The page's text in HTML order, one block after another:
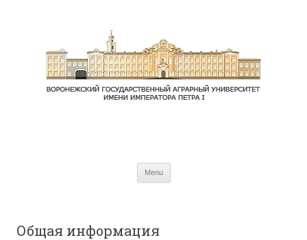
Menu
Общая информация